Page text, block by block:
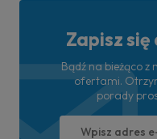
Zapisz
Bądź na bieżąco z
ofertami.
porady